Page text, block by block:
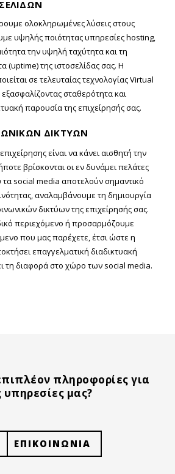
ολοκληρωμένες λύσεις στους
υψηλής ποιότητας υπηρεσίες hosting,
την υψηλή ταχύτητα και τη
(uptime) της ιστοσελίδας σας. Η
σε τελευταίας τεχνολογίας Virtual
σταθερότητα και
παρουσία της επιχείρησής σας.
ΔΙΚΤΥΩΝ
είναι να κάνει αισθητή την
βρίσκονται οι εν δυνάμει πελάτες
τα social media αποτελούν σημαντικό
αναλαμβάνουμε τη δημιουργία
δικτύων της επιχείρησής σας.
περιεχόμενο ή προσαρμόζουμε
που μας παρέχετε, έτσι ώστε η
επαγγελματική διαδικτυακή
τη διαφορά στο χώρο των social media.
πληροφορίες για
υπηρεσίες μας?
ΕΠΙΚΟΙΝΩΝΙΑ